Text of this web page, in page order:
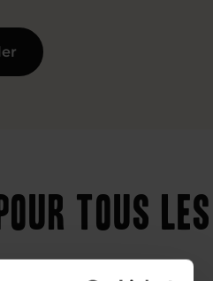
tous les